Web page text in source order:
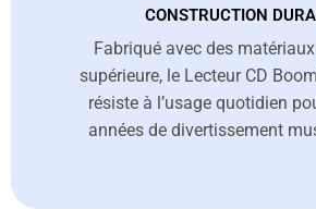
CONSTRUCTION
Fabriqué avec des
supérieure, le Lecteur CD
résiste à l’usage quotidien
années de divertissement